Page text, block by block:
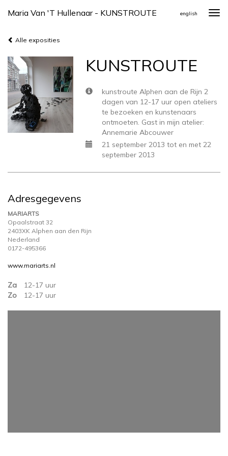
Maria Van 't Hullenaar - KUNSTROUTE english
Alle exposities
KUNSTROUTE
kunstroute Alphen aan de Rijn 2
dagen van 12-17 uur open ateliers
te bezoeken en kunstenaars
ontmoeten. Gast in mijn atelier:
Annemarie Abcouwer
21 september 2013 tot en met 22
september 2013
Adresgegevens
MARIARTS
Opaalstraat 32
2403XK Alphen aan den Rijn
Nederland
0172-495366
www.mariarts.nl
Za
12-17 uur
Zo
12-17 uur